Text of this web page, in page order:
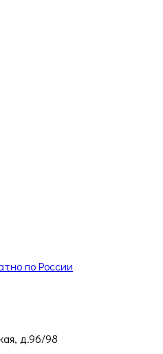
по России
д.96/98